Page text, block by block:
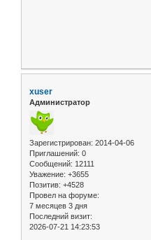
xuser
Администратор
Зарегистрирован: 2014-04-06
Приглашений: 0
Сообщений: 12111
Уважение: +3655
Позитив: +4528
Провел на форуме:
7 месяцев 3 дня
Последний визит:
2026-07-21 14:23:53